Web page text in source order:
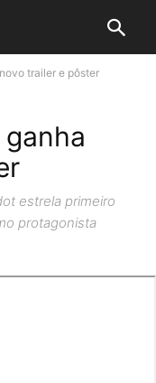
trailer e pôster
ganha
estrela primeiro
protagonista